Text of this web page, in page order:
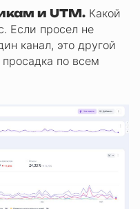
и UTM. Какой
Если просел не
канал, это другой
по всем